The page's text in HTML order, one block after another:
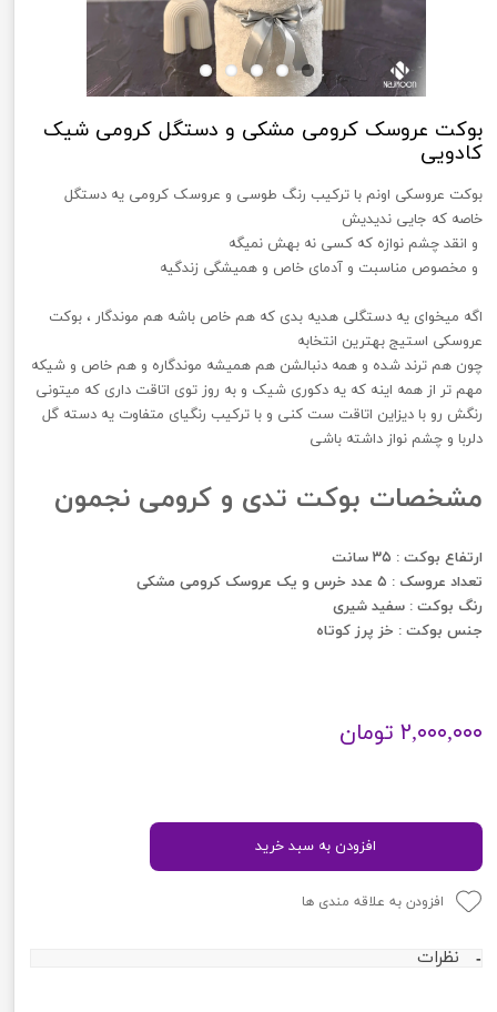
بوکت عروسک کرومی مشکی و دستگل کرومی شیک
کادویی
۲,۰۰۰,۰۰۰ تومان
بوکت عروسکی اونم با ترکیب رنگ طوسی و عروسک کرومی یه دستگل
خاصه که جایی ندیدیش
و انقد چشم نوازه که کسی نه بهش نمیگه
و مخصوص مناسبت و آدمای خاص و همیشگی زندگیه
اگه میخوای یه دستگلی هدیه بدی که هم خاص باشه هم موندگار ، بوکت
عروسکی استیج بهترین انتخابه
چون هم ترند شده و همه دنبالشن هم همیشه موندگاره و هم خاص و شیکه
مهم تر از همه اینه که یه دکوری شیک و به روز توی اتاقت داری که میتونی
رنگش رو با دیزاین اتاقت ست کنی و با ترکیب رنگیای متفاوت یه دسته گل
دلربا و چشم نواز داشته باشی
مشخصات بوکت تدی و کرومی نجمون
ارتفاع بوکت : ۳۵ سانت
تعداد عروسک : ۵ عدد خرس و یک عروسک کرومی مشکی
رنگ بوکت : سفید شیری
جنس بوکت : خز پرز کوتاه
افزودن به سبد خرید
افزودن به علاقه مندی ها
نظرات